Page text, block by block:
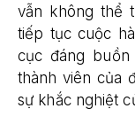
vẫn không thể
tiếp tục cuộc
cục đáng
thành viên của
sự khắc nghiệt